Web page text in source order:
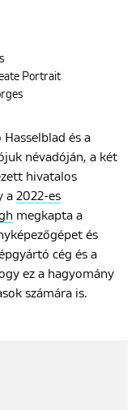
Portrait
és a
névadóján, a két
hivatalos
a 2022-es
megkapta a
és
cég és a
ez a hagyomány
számára is.